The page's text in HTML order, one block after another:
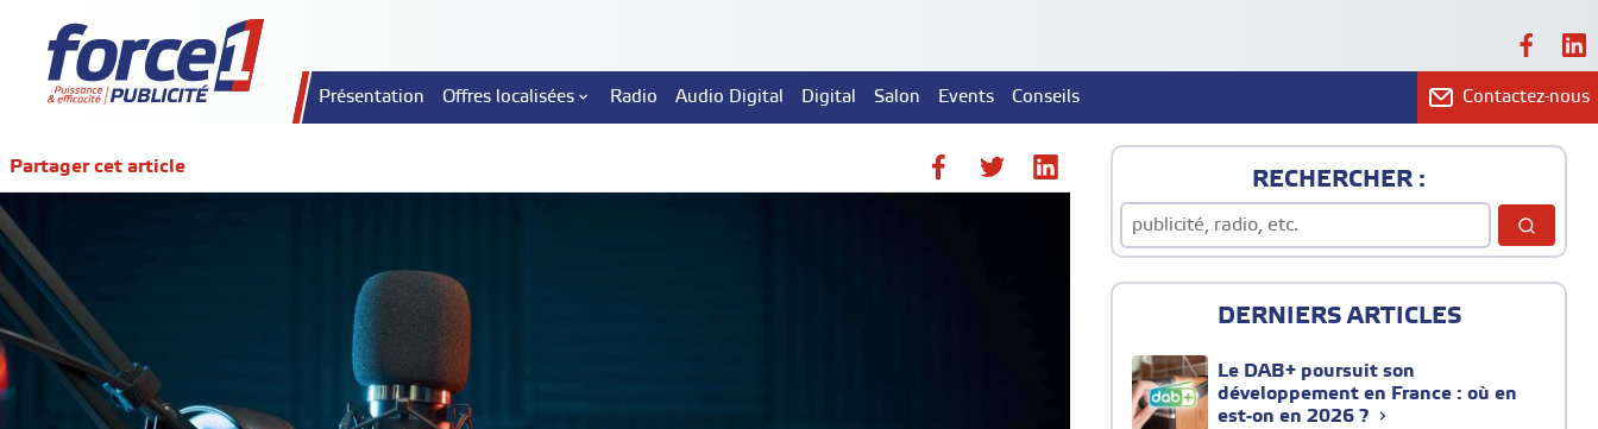
Présentation Offres localisées Radio Audio Digital Digital Salon Events Conseils Contactez-nous
Partager cet article RECHERCHER :
DERNIERS ARTICLES
Le DAB+ poursuit son
développement en France : où en
est-on en 2026 ?